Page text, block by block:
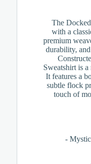
The
with a
premium
durability,
Sweatshirt is
It features a
subtle flock
touch of
-